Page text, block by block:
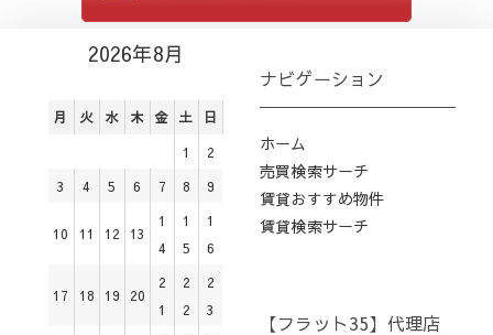
2026年8月
月 火 水 木 金 土 日
1
2
3
4 5 6 7 8 9
10 11 12 13
1
4
1
5
1
6
17 18 19 20
2
1
2
2
2
3
ナビゲーション
ホーム
売買検索サーチ
賃貸おすすめ物件
賃貸検索サーチ
【フラット35】代理店